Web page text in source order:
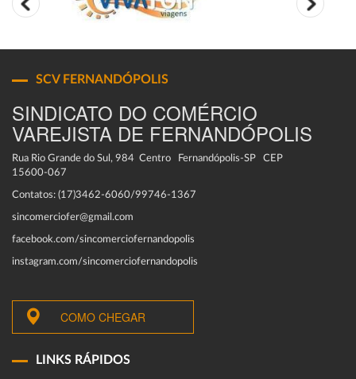
SCV FERNANDÓPOLIS
SINDICATO DO COMÉRCIO
VAREJISTA DE FERNANDÓPOLIS
Rua Rio Grande do Sul, 984 Centro Fernandópolis-SP CEP
15600-067
Contatos: (17)3462-6060/99746-1367
sincomerciofer@gmail.com
facebook.com/sincomerciofernandopolis
instagram.com/sincomerciofernandopolis
COMO CHEGAR
LINKS RÁPIDOS